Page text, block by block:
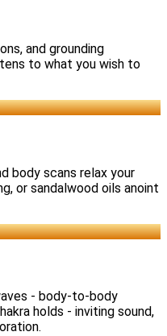
and grounding
to what you wish to
body scans relax your
or sandalwood oils anoint
- body-to-body
holds - inviting sound,